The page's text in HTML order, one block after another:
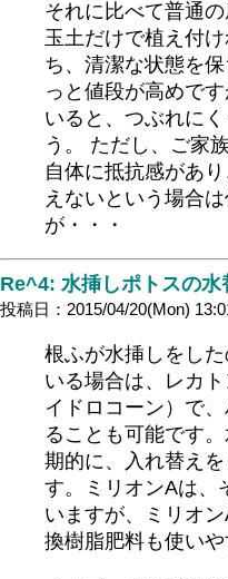
それに比べて普通
玉土だけで植え付
ち、清潔な状態を
っと値段が高めで
いると、つぶれに
う。 ただし、ご家
自体に抵抗感があ
えないという場合
が・・・
Re^4: 水挿しポトスの水
投稿日：2015/04/20(Mon)
根ふが水挿しをし
いる場合は、レカ
イドロコーン）で
ることも可能です
期的に、入れ替え
す。ミリオンAは、
いますが、ミリオ
換樹脂肥料も使いや